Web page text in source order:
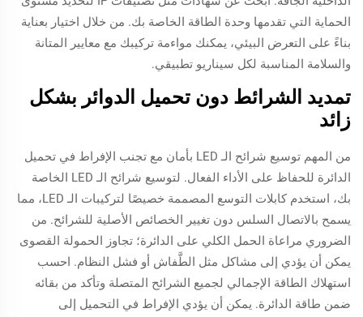
الحماية التي تقدمها وحدة الطاقة الخاصة بك. من خلال اختيار بعناية
بناءً على التعرض البيئي، يمكنك مواءمة تركيبك مع معايير المتانة
والسلامة المناسبة لكل سيناريو تطبيقي.
تمديد الشرائط دون تحميل الدوائر بشكل
زائد
من المهم توسيع شرائح الـ LED بأمان مع تجنب الإفراط في تحميل
الدائرة للحفاظ على الأداء الفعال. لتوسيع شرائح الـ LED الخاصة
بك، استخدم كابلات التوسع المصممة خصيصًا لتركيبات الـ LED، مما
يسمح بالاتصال السلس دون تغيير الخصائص الأصلية للشرائح. من
الضروري مراعاة الحمل الكلي على الدائرة؛ تجاوز الحمولة القصوى
يمكن أن يؤدي إلى مشاكل مثل الطَّفاش أو فشل النظام. احسب
استهلاك الطاقة الإجمالي لجميع الشرائح المتصلة وتأكد من بقائه
ضمن طاقة الدائرة. يمكن أن يؤدي الإفراط في التحميل إلى